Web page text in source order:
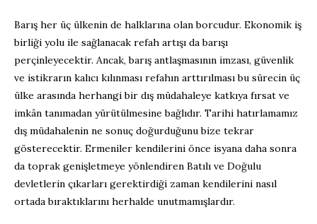
Barış her üç ülkenin de halklarına olan borcudur. Ekonomik iş
birliği yolu ile sağlanacak refah artışı da barışı
perçinleyecektir. Ancak, barış antlaşmasının imzası, güvenlik
ve istikrarın kalıcı kılınması refahın arttırılması bu sürecin üç
ülke arasında herhangi bir dış müdahaleye katkıya fırsat ve
imkân tanımadan yürütülmesine bağlıdır. Tarihi hatırlamamız
dış müdahalenin ne sonuç doğurduğunu bize tekrar
gösterecektir. Ermeniler kendilerini önce isyana daha sonra
da toprak genişletmeye yönlendiren Batılı ve Doğulu
devletlerin çıkarları gerektirdiği zaman kendilerini nasıl
ortada bıraktıklarını herhalde unutmamışlardır.